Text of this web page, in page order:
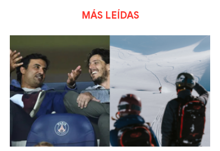
MÁS LEÍDAS